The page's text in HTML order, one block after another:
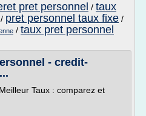
pret personnel / taux
/ pret personnel taux fixe /
/ taux pret personnel
- credit-
Taux : comparez et